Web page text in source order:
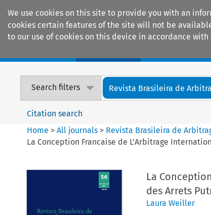
We use cookies on this site to provide you with an
cookies certain features of the site will not be
to our use of cookies on this device in accordance with
Search filters Revista Brasileira de
Citation search
Home >All journals > Revista Brasileira de
La Conception Francaise de L’Arbitrage
La
des Arrets
Laura Weiller